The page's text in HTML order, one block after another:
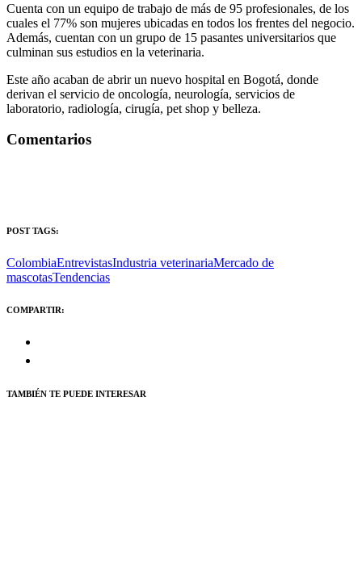
Cuenta con un equipo de trabajo de más de 95 profesionales, de los
cuales el 77% son mujeres ubicadas en todos los frentes del negocio.
Además, cuentan con un grupo de 15 pasantes universitarios que
culminan sus estudios en la veterinaria.
Este año acaban de abrir un nuevo hospital en Bogotá, donde
derivan el servicio de oncología, neurología, servicios de
laboratorio, radiología, cirugía, pet shop y belleza.
Comentarios
POST TAGS:
ColombiaEntrevistasIndustria veterinariaMercado de
mascotasTendencias
COMPARTIR:
TAMBIÉN TE PUEDE INTERESAR